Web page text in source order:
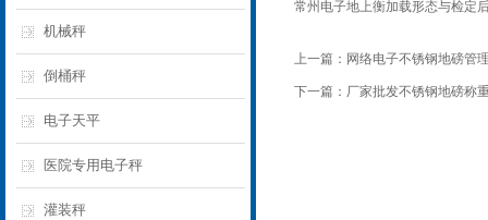
机械秤
倒桶秤
电子天平
医院专用电子秤
灌装秤
常州电子地上衡加载形态与检
上一篇： 网络电子不锈钢地磅管
下一篇： 厂家批发不锈钢地磅称